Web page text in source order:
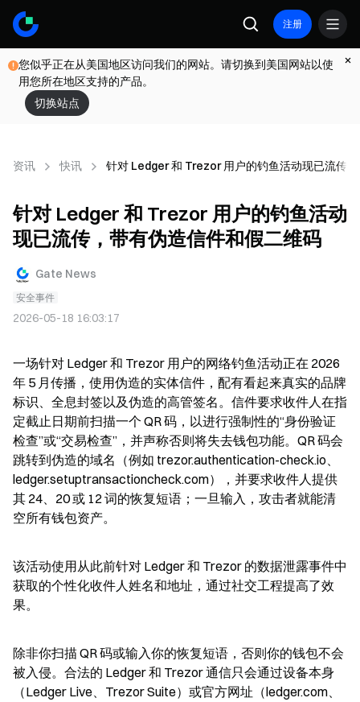
注册
您似乎正在从美国地区访问我们的网站。请切换到美国网站以使
用您所在地区支持的产品。
切换站点
资讯 快讯 针对 Ledger 和 Trezor 用户的钓鱼活动现已流传
针对 Ledger 和 Trezor 用户的钓鱼活动
现已流传，带有伪造信件和假二维码
Gate News
安全事件
2026-05-18 16:03:17
一场针对 Ledger 和 Trezor 用户的网络钓鱼活动正在 2026
年 5 月传播，使用伪造的实体信件，配有看起来真实的品牌
标识、全息封签以及伪造的高管签名。信件要求收件人在指
定截止日期前扫描一个 QR 码，以进行强制性的“身份验证
检查”或“交易检查”，并声称否则将失去钱包功能。QR 码会
跳转到伪造的域名（例如 trezor.authentication-check.io、
ledger.setuptransactioncheck.com），并要求收件人提供
其 24、20 或 12 词的恢复短语；一旦输入，攻击者就能清
空所有钱包资产。
该活动使用从此前针对 Ledger 和 Trezor 的数据泄露事件中
获取的个性化收件人姓名和地址，通过社交工程提高了效
果。
除非你扫描 QR 码或输入你的恢复短语，否则你的钱包不会
被入侵。合法的 Ledger 和 Trezor 通信只会通过设备本身
（Ledger Live、Trezor Suite）或官方网址（ledger.com、